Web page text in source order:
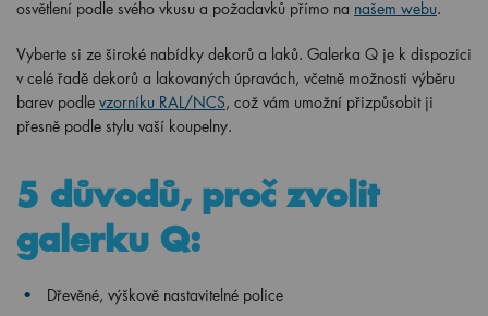
osvětlení podle svého vkusu a požadavků přímo na našem webu.
Vyberte si ze široké nabídky dekorů a laků. Galerka Q je k dispozici
v celé řadě dekorů a lakovaných úpravách, včetně možnosti výběru
barev podle vzorníku RAL/NCS, což vám umožní přizpůsobit ji
přesně podle stylu vaší koupelny.
5 důvodů, proč zvolit
galerku Q:
Dřevěné, výškově nastavitelné police